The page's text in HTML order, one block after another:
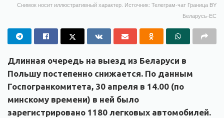
Снимок носит иллюстративный характер. Источник: Телеграм-чат Граница BY
Беларусь-ЕС
Длинная очередь на выезд из Беларуси в
Польшу постепенно снижается. По данным
Госпогранкомитета, 30 апреля в 14.00 (по
минскому времени) в ней было
зарегистрировано 1180 легковых автомобилей.